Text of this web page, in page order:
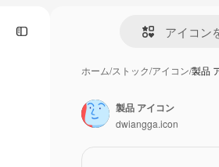
ホーム/ストック/アイコン/製品
製品 アイコン
dwiangga.icon